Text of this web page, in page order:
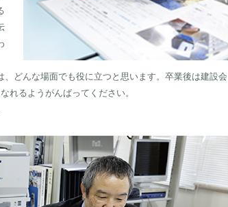
どんな場面でも役に立つと思います。卒業後は建設会
れるようがんばってください。